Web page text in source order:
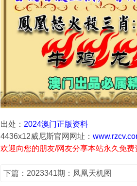
出处： 2024澳门正版资料
4436x12威尼斯官网网址：
欢迎向您的朋友/网友分享本站永久免费
下篇：2023341期：凤凰天机图